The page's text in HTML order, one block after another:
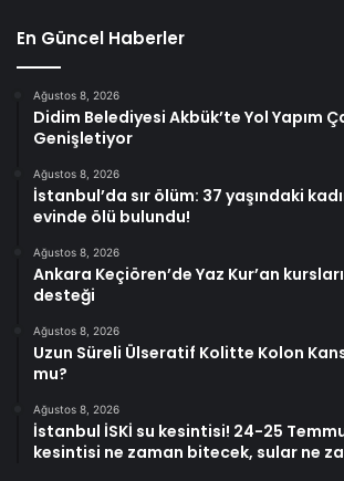
En Güncel Haberler
Ağustos 8, 2026
Didim Belediyesi Akbük’te Yol Yapım
Genişletiyor
Ağustos 8, 2026
İstanbul’da sır ölüm: 37 yaşındaki
evinde ölü bulundu!
Ağustos 8, 2026
Ankara Keçiören’de Yaz Kur’an
desteği
Ağustos 8, 2026
Uzun Süreli Ülseratif Kolitte Kolon
mu?
Ağustos 8, 2026
İstanbul İSKİ su kesintisi! 24-25
kesintisi ne zaman bitecek, sular ne